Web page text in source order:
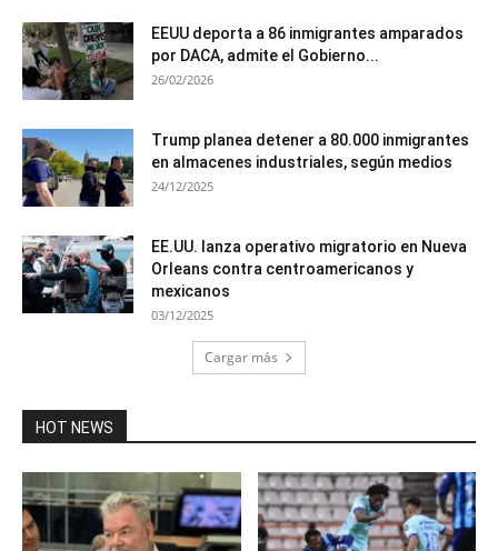
EEUU deporta a 86 inmigrantes amparados
por DACA, admite el Gobierno...
26/02/2026
Trump planea detener a 80.000 inmigrantes
en almacenes industriales, según medios
24/12/2025
EE.UU. lanza operativo migratorio en Nueva
Orleans contra centroamericanos y
mexicanos
03/12/2025
Cargar más
HOT NEWS